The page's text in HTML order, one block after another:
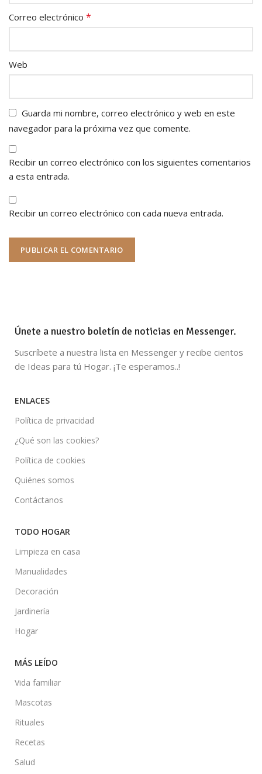
Correo electrónico *
Web
Guarda mi nombre, correo electrónico y web en este
navegador para la próxima vez que comente.
Recibir un correo electrónico con los siguientes comentarios
a esta entrada.
Recibir un correo electrónico con cada nueva entrada.
Únete a nuestro boletín de noticias en Messenger.
Suscríbete a nuestra lista en Messenger y recibe cientos
de Ideas para tú Hogar. ¡Te esperamos..!
ENLACES
Política de privacidad
¿Qué son las cookies?
Política de cookies
Quiénes somos
Contáctanos
TODO HOGAR
Limpieza en casa
Manualidades
Decoración
Jardinería
Hogar
MÁS LEÍDO
Vida familiar
Mascotas
Rituales
Recetas
Salud